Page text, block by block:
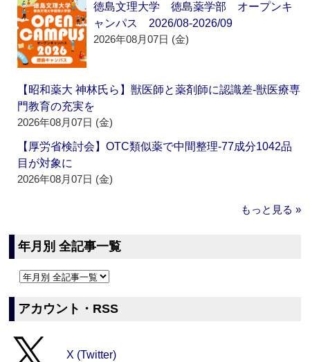
徳島文理大学 徳島薬学部 オープンキ
ャンパス 2026/08-2026/09
2026年08月07日 (金)
【昭和薬大 神林氏ら】獣医師と薬剤師に認識差‐獣医療専
門教育の充実を
2026年08月07日 (金)
【厚労省検討会】OTC類似薬で中間整理‐77成分1042品
目が対象に
2026年08月07日 (金)
もっと見る »
年月別 全記事一覧
アカウント・RSS
X (Twitter)